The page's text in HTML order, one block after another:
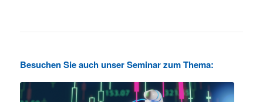
Besuchen Sie auch unser Seminar zum Thema: